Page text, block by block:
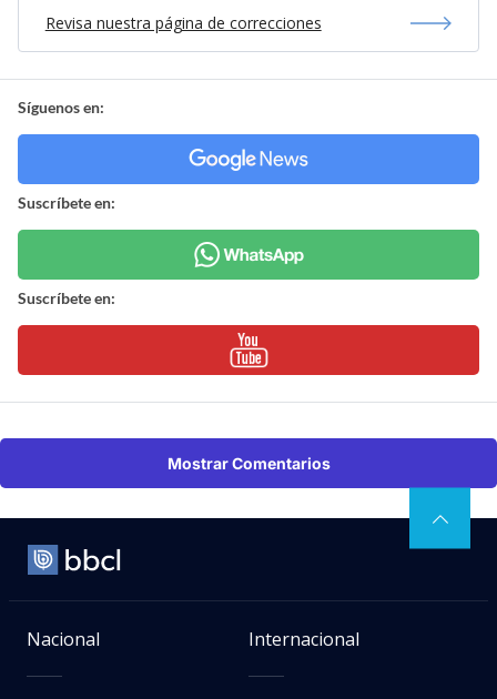
Revisa nuestra página de correcciones
Síguenos en:
Suscríbete en:
Suscríbete en:
Mostrar Comentarios
Nacional Internacional